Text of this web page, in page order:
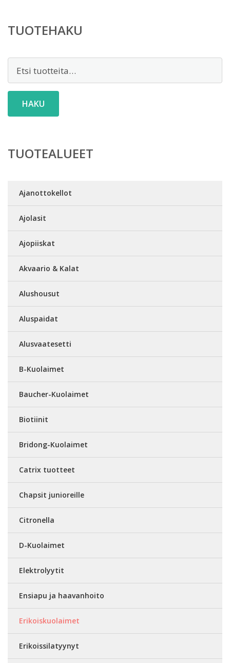
TUOTEHAKU
HAKU
TUOTEALUEET
Ajanottokellot
Ajolasit
Ajopiiskat
Akvaario & Kalat
Alushousut
Aluspaidat
Alusvaatesetti
B-Kuolaimet
Baucher-Kuolaimet
Biotiinit
Bridong-Kuolaimet
Catrix tuotteet
Chapsit junioreille
Citronella
D-Kuolaimet
Elektrolyytit
Ensiapu ja haavanhoito
Erikoiskuolaimet
Erikoissilatyynyt